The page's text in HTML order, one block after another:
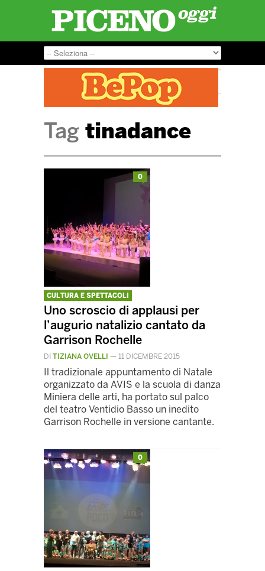
Tag tinadance
0
CULTURA E SPETTACOLI
Uno scroscio di applausi per
l’augurio natalizio cantato da
Garrison Rochelle
DI TIZIANA OVELLI — 11 DICEMBRE 2015
Il tradizionale appuntamento di Natale
organizzato da AVIS e la scuola di danza
Miniera delle arti, ha portato sul palco
del teatro Ventidio Basso un inedito
Garrison Rochelle in versione cantante.
0